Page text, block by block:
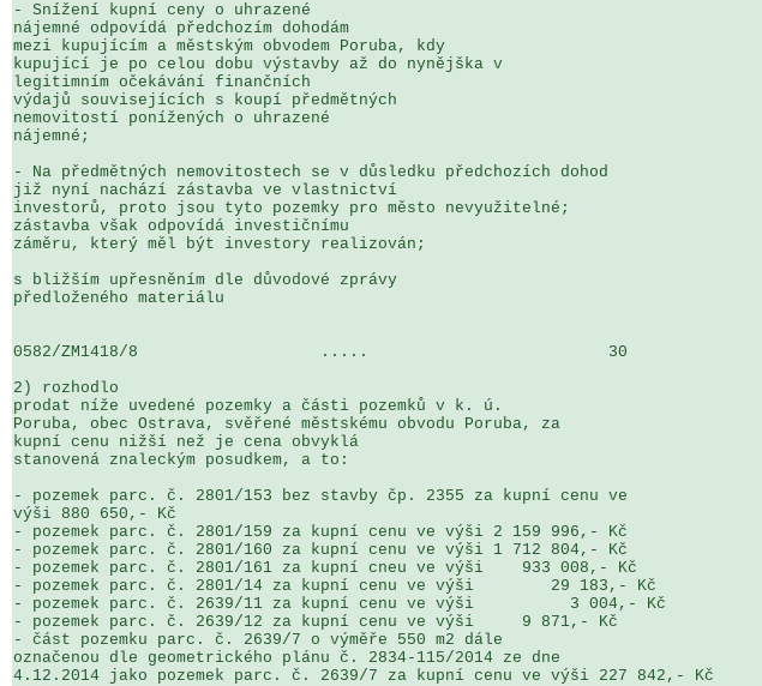
- Snížení kupní ceny o uhrazené
nájemné odpovídá předchozím dohodám
mezi kupujícím a městským obvodem Poruba, kdy
kupující je po celou dobu výstavby až do nynějška v
legitimním očekávání finančních
výdajů souvisejících s koupí předmětných
nemovitostí ponížených o uhrazené
nájemné;
- Na předmětných nemovitostech se v důsledku předchozích dohod
již nyní nachází zástavba ve vlastnictví
investorů, proto jsou tyto pozemky pro město nevyužitelné;
zástavba však odpovídá investičnímu
záměru, který měl být investory realizován;
s bližším upřesněním dle důvodové zprávy
předloženého materiálu
0582/ZM1418/8                   .....                         30
2) rozhodlo
prodat níže uvedené pozemky a části pozemků v k. ú.
Poruba, obec Ostrava, svěřené městskému obvodu Poruba, za
kupní cenu nižší než je cena obvyklá
stanovená znaleckým posudkem, a to:
- pozemek parc. č. 2801/153 bez stavby čp. 2355 za kupní cenu ve
výši 880 650,- Kč
- pozemek parc. č. 2801/159 za kupní cenu ve výši 2 159 996,- Kč
- pozemek parc. č. 2801/160 za kupní cenu ve výši 1 712 804,- Kč
- pozemek parc. č. 2801/161 za kupní cneu ve výši    933 008,- Kč
- pozemek parc. č. 2801/14 za kupní cenu ve výši        29 183,- Kč
- pozemek parc. č. 2639/11 za kupní cenu ve výši          3 004,- Kč
- pozemek parc. č. 2639/12 za kupní cenu ve výši     9 871,- Kč
- část pozemku parc. č. 2639/7 o výměře 550 m2 dále
označenou dle geometrického plánu č. 2834-115/2014 ze dne
4.12.2014 jako pozemek parc. č. 2639/7 za kupní cenu ve výši 227 842,- Kč